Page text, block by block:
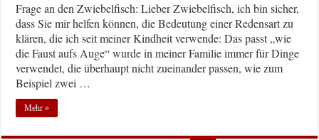
Frage an den Zwiebelfisch: Lieber Zwiebelfisch, ich bin sicher,
dass Sie mir helfen können, die Bedeutung einer Redensart zu
klären, die ich seit meiner Kindheit verwende: Das passt „wie
die Faust aufs Auge“ wurde in meiner Familie immer für Dinge
verwendet, die überhaupt nicht zueinander passen, wie zum
Beispiel zwei …
Mehr »